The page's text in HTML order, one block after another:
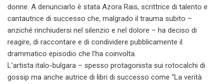
donne. A denunciarlo è stata Azora Rais, scrittrice di talento e
cantautrice di successo che, malgrado il trauma subito –
anziché rinchiudersi nel silenzio e nel dolore – ha deciso di
reagire, di raccontare e di condividere pubblicamente il
drammatico episodio che l’ha coinvolta.
L’artista italo-bulgara – spesso protagonista sui rotocalchi di
gossip ma anche autrice di libri di successo come “La verità